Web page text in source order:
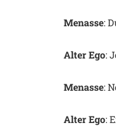
Menasse:
Alter Ego:
Menasse:
Alter Ego: